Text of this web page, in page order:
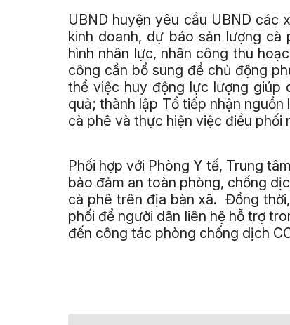
UBND huyện yêu cầu UBND
kinh doanh, dự báo sản lượng
hình nhân lực, nhân công thu
công cần bổ sung để chủ động
thể việc huy động lực lượng giúp
quả; thành lập Tổ tiếp nhận
cà phê và thực hiện việc điều phối
Phối hợp với Phòng Y tế, Trung
bảo đảm an toàn phòng, chống
cà phê trên địa bàn xã. Đồng
phối để người dân liên hệ hỗ trợ
đến công tác phòng chống dịch